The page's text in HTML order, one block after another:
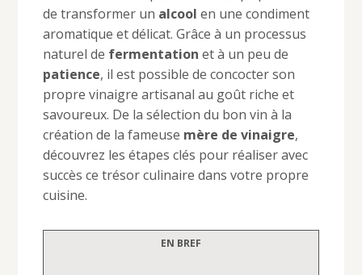
de transformer un alcool en une condiment
aromatique et délicat. Grâce à un processus
naturel de fermentation et à un peu de
patience, il est possible de concocter son
propre vinaigre artisanal au goût riche et
savoureux. De la sélection du bon vin à la
création de la fameuse mère de vinaigre,
découvrez les étapes clés pour réaliser avec
succès ce trésor culinaire dans votre propre
cuisine.
EN BREF